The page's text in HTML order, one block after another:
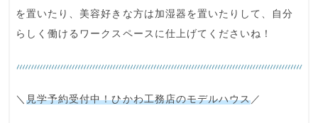
を置いたり、美容好きな方は加湿器を置いたりして、
自分
らしく働けるワークスペース に仕上げてくださいね！
＼見学予約受付中！ひかわ工務店のモデルハウス ／